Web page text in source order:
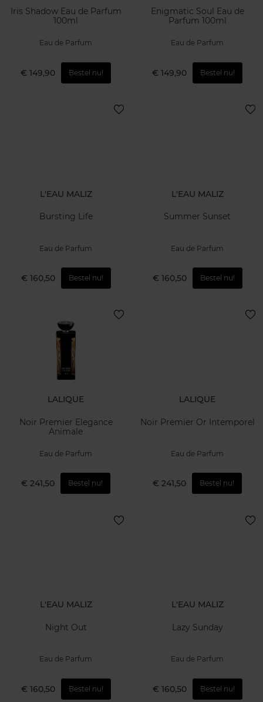
Iris Shadow Eau de Parfum
100ml
Eau de Parfum
€ 149,90 Bestel nu!
Enigmatic Soul Eau de
Parfum 100ml
Eau de Parfum
€ 149,90 Bestel nu!
L'EAU MALIZ
Bursting Life
Eau de Parfum
€ 160,50 Bestel nu!
L'EAU MALIZ
Summer Sunset
Eau de Parfum
€ 160,50 Bestel nu!
LALIQUE
Noir Premier Elegance
Animale
Eau de Parfum
€ 241,50 Bestel nu!
LALIQUE
Noir Premier Or Intemporel
Eau de Parfum
€ 241,50 Bestel nu!
L'EAU MALIZ
Night Out
Eau de Parfum
€ 160,50 Bestel nu!
L'EAU MALIZ
Lazy Sunday
Eau de Parfum
€ 160,50 Bestel nu!